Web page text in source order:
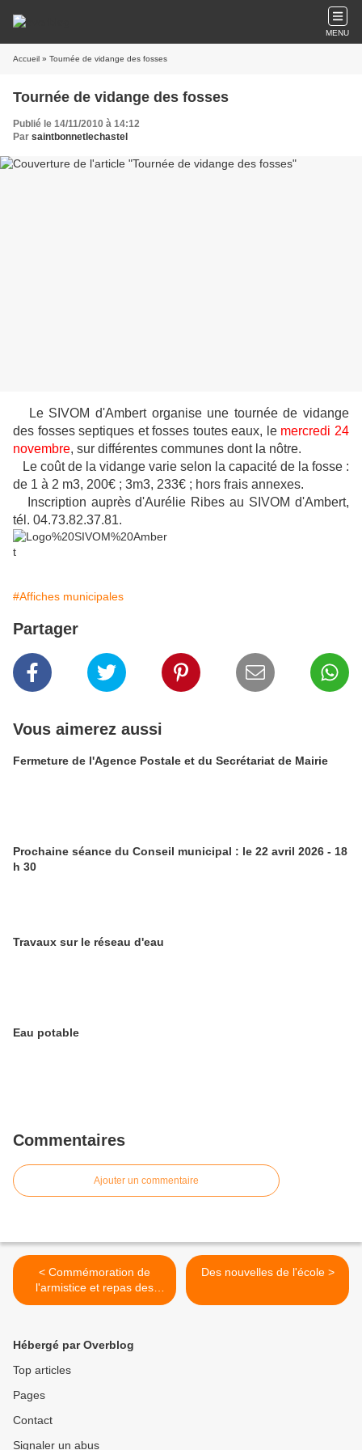
MENU
Accueil » Tournée de vidange des fosses
Tournée de vidange des fosses
Publié le 14/11/2010 à 14:12
Par saintbonnetlechastel
Le SIVOM d'Ambert organise une tournée de vidange
des fosses septiques et fosses toutes eaux, le mercredi 24
novembre, sur différentes communes dont la nôtre.
Le coût de la vidange varie selon la capacité de la fosse :
de 1 à 2 m3, 200€ ; 3m3, 233€ ; hors frais annexes.
Inscription auprès d'Aurélie Ribes au SIVOM d'Ambert,
tél. 04.73.82.37.81.
#Affiches municipales
Partager
Vous aimerez aussi
Fermeture de l'Agence Postale et du Secrétariat de Mairie
Prochaine séance du Conseil municipal : le 22 avril 2026 - 18
h 30
Travaux sur le réseau d'eau
Eau potable
Commentaires
Ajouter un commentaire
< Commémoration de
l'armistice et repas des
anciens
Des nouvelles de l'école >
Hébergé par Overblog
Top articles
Pages
Contact
Signaler un abus